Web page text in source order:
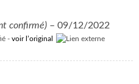
confirmé) – 09/12/2022
- voir l’original